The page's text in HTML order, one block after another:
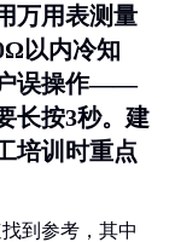
万用表测量
以内冷知
户误操作——
长按3秒。建
培训时重点
到参考，其中